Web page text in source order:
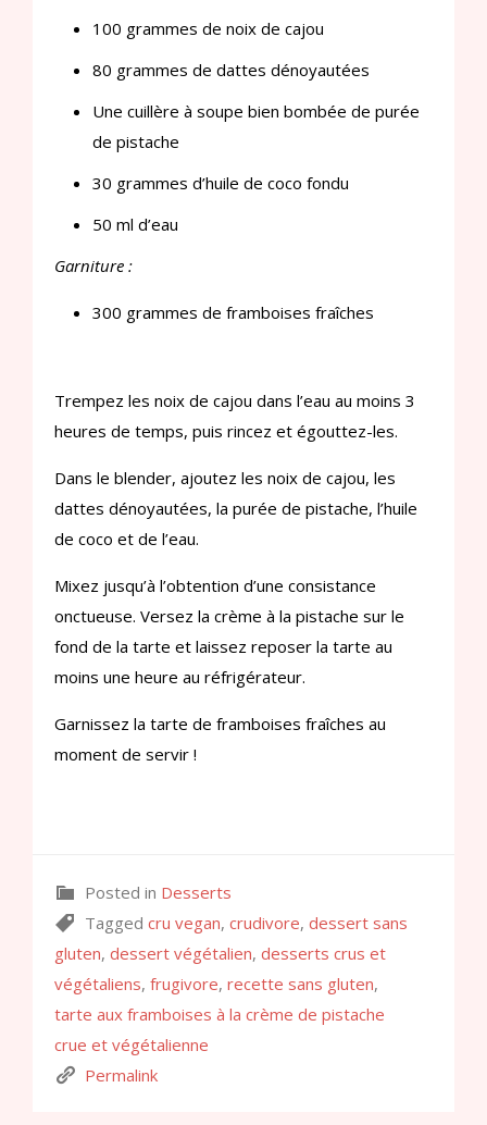
100 grammes de noix de cajou
80 grammes de dattes dénoyautées
Une cuillère à soupe bien bombée de purée
de pistache
30 grammes d’huile de coco fondu
50 ml d’eau
Garniture :
300 grammes de framboises fraîches
Trempez les noix de cajou dans l’eau au moins 3
heures de temps, puis rincez et égouttez-les.
Dans le blender, ajoutez les noix de cajou, les
dattes dénoyautées, la purée de pistache, l’huile
de coco et de l’eau.
Mixez jusqu’à l’obtention d’une consistance
onctueuse. Versez la crème à la pistache sur le
fond de la tarte et laissez reposer la tarte au
moins une heure au réfrigérateur.
Garnissez la tarte de framboises fraîches au
moment de servir !
Posted in Desserts
Tagged cru vegan, crudivore, dessert sans
gluten, dessert végétalien, desserts crus et
végétaliens, frugivore, recette sans gluten,
tarte aux framboises à la crème de pistache
crue et végétalienne
Permalink